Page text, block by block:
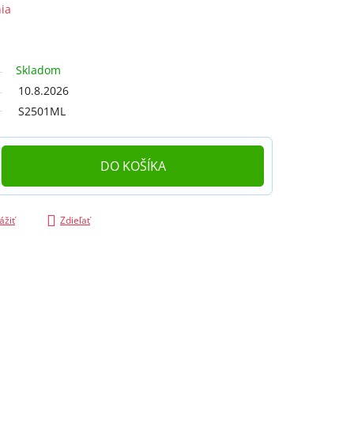
Skladom
10.8.2026
S2501ML
DO KOŠÍKA
Zdieľať